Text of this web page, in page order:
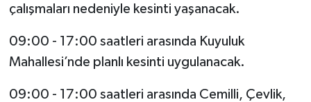
çalışmaları nedeniyle kesinti yaşanacak.
09:00 - 17:00 saatleri arasında Kuyuluk
Mahallesi’nde planlı kesinti uygulanacak.
09:00 - 17:00 saatleri arasında Cemilli, Çevlik,